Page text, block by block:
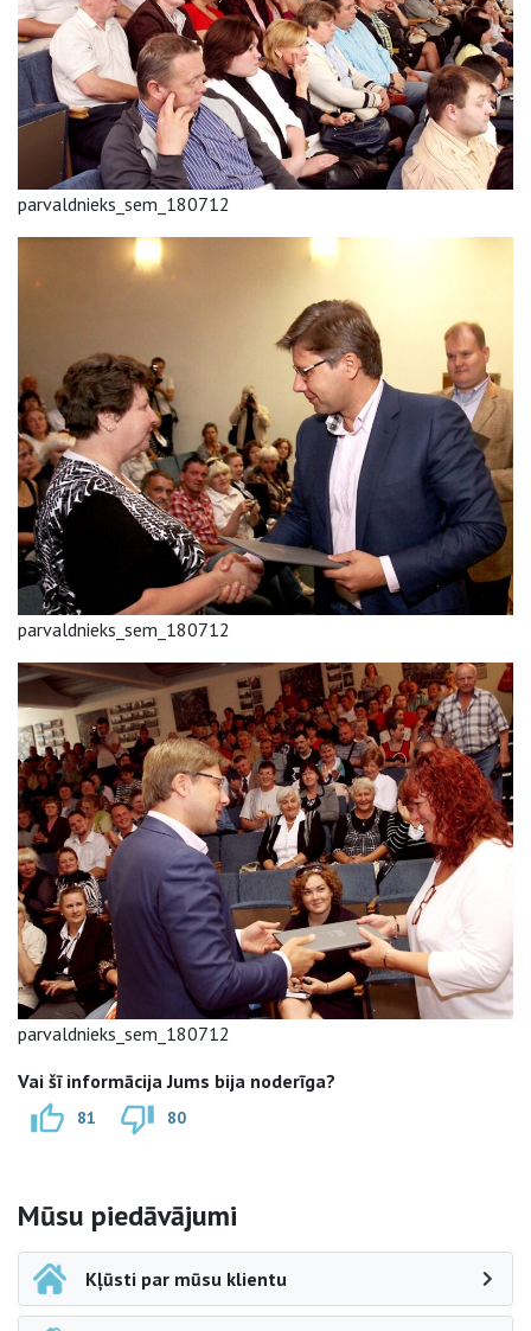
parvaldnieks_sem_180712
parvaldnieks_sem_180712
parvaldnieks_sem_180712
Vai šī informācija Jums bija noderīga?
81 80
Sāna navigācija
Mūsu piedāvājumi
Kļūsti par mūsu klientu